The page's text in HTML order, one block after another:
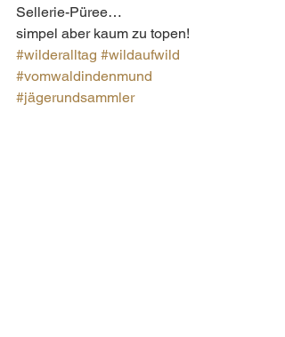
Sellerie-Püree…
simpel aber kaum zu topen!
#wilderalltag #wildaufwild
#vomwaldindenmund
#jägerundsammler